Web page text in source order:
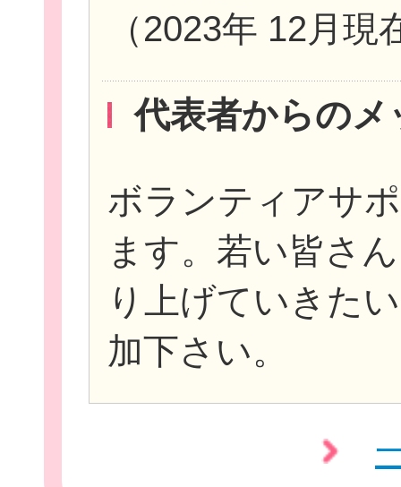
（2023年 12月現
代表者からのメ
ボランティアサ
ます。若い皆さ
り上げていきた
加下さい。